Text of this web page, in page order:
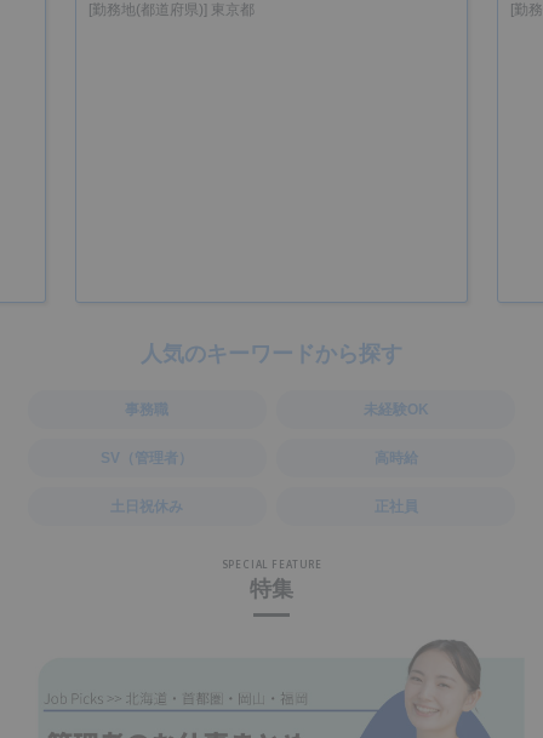
[勤務地(都道府県)] 東京都
[勤
人気のキーワードから探す
事務職 未経験OK
SV（管理者） 高時給
土日祝休み 正社員
SPECIAL FEATURE
特集